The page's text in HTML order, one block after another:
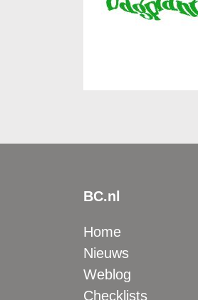
BC.nl
Home
Nieuws
Weblog
Checklists